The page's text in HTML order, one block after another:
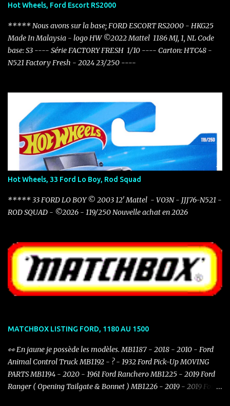
Hot Wheels, Ford Escort RS2000
***** Nous avons sur la base; FORD ESCORT RS2000 - HKG25
Made In Malaysia - logo HW ©2022 Mattel 1186 MJ, 1, NL Code
base: S3 ---- Série FACTORY FRESH 1/10 ---- Carton: HTC48 -
N521 Factory Fresh - 2024 23/250 ----
Hot Wheels, 33 Ford Lo Boy, Rod Squad
***** 33 FORD LO BOY © 2003 12' Mattel - VO3N - JJJ76-N521 -
ROD SQUAD - ©2026 - 119/250 Nouvelle achat en 2026
MATCHBOX LISTING FORD, 1180 AU 1500
👀 En jaune je possède les modèles. MB1187 - 2018 - 2010 - Ford
Animal Control Truck MB1192 - ? - 1932 Ford Pick-Up MOVING
PARTS MB1194 - 2020 - 1961 Ford Ranchero MB1225 - 2019 Ford
Ranger ( Opening Tailgate & Bonnet ) MB1226 - 2019 - 2019 Ford